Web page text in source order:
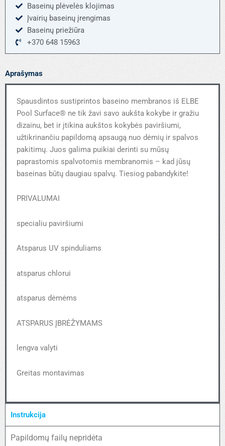
Baseinų plėvelės klojimas
Įvairių baseinų įrengimas
Baseinų priežiūra
+370 648 15963
Aprašymas
Spausdintos sustiprintos baseino membranos iš ELBE
Pool Surface® ne tik žavi savo aukšta kokybe ir gražiu
dizainu, bet ir įtikina aukštos kokybės paviršiumi,
užtikrinančiu papildomą apsaugą nuo dėmių ir spalvos
pakitimų. Juos galima puikiai derinti su mūsų
paprastomis spalvotomis membranomis – kad jūsų
baseinas būtų daugiau spalvų. Tiesiog pabandykite!
PRIVALUMAI
specialiu paviršiumi
Atsparus UV spinduliams
atsparus chlorui
atsparus dėmėms
ATSPARUS ĮBRĖŽYMAMS
lengva valyti
Greitas montavimas
Instrukcija
Papildomų failų nepridėta